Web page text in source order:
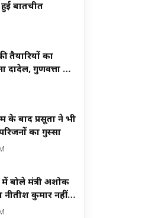
बातचीत
तैयारियों का
दादेल, गुणवत्ता पर
के बाद प्रसूता ने भी
का गुस्सा
बोले मंत्री अशोक
कुमार नहीं